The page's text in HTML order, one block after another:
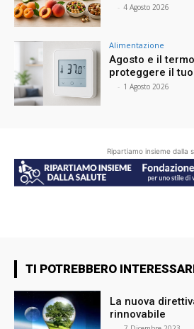
- 4 Agosto 2026
Alimentazione
Agosto e il
proteggere il
- 1 Agosto 2026
Ripartiamo insieme dalla
TI POTREBBERO
La nuova
rinnovabile